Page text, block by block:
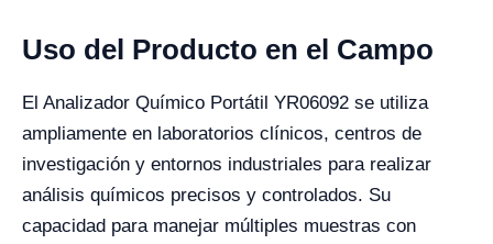
Uso del Producto en el Campo
El Analizador Químico Portátil YR06092 se utiliza
ampliamente en laboratorios clínicos, centros de
investigación y entornos industriales para realizar
análisis químicos precisos y controlados. Su
capacidad para manejar múltiples muestras con